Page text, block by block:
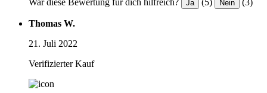
War diese Bewertung für dich hilfreich? Ja (5) Nein (3)
Thomas W.
21. Juli 2022
Verifizierter Kauf